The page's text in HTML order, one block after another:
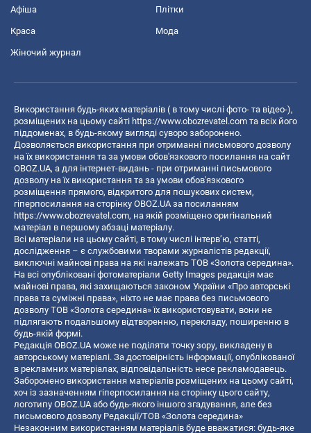
Афіша Плітки
Краса Мода
Жіночий журнал
Використання будь-яких матеріалів ( в тому числі фото- та відео-),
розміщених на цьому сайті https://www.obozrevatel.com та всіх його
піддоменах, в будь-якому вигляді суворо заборонено.
Дозволяється використання при отриманні письмового дозволу
на їх використання та за умови обов'язкового посилання на сайт
OBOZ.UA, а для інтернет-видань - при отриманні письмового
дозволу на їх використання та за умови обов'язкового
розміщення прямого, відкритого для пошукових систем,
гіперпосилання на сторінку OBOZ.UA за посиланням
https://www.obozrevatel.com, на якій розміщено оригінальний
матеріал в першому абзаці матеріалу.
Всі матеріали на цьому сайті, в тому числі інтерв’ю, статті,
дослідження – є службовими творами журналістів редакції,
виключні майнові права на які належать ТОВ «Золота середина».
На всі опубліковані фотоматеріали Getty Images редакція має
майнові права, які захищаються законом України «Про авторські
права та суміжні права», ніхто не має права без письмового
дозволу ТОВ «Золота середина» їх використовувати, вони не
підлягають подальшому відтворенню, перекладу, поширенню в
будь-якій формі.
Редакція OBOZ.UA може не поділяти точку зору, викладену в
авторському матеріалі. За достовірність інформації, опублікованої
в рекламних матеріалах, відповідальність несе рекламодавець.
Заборонено використання матеріалів розміщених на цьому сайті,
хоч із зазначенням гіперпосилання на сторінку цього сайту,
логотипу OBOZ.UA або будь-якого іншого згадування, але без
письмового дозволу Редакції/ТОВ «Золота середина»
Незаконним використанням матеріалів буде вважатися: будь-яке